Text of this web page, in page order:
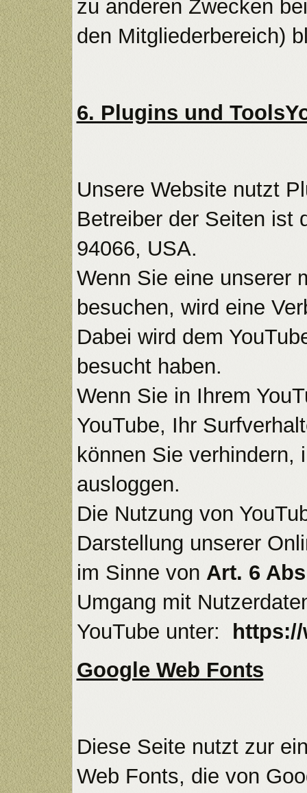
zu anderen Zwecken
den Mitgliederbereich)
6. Plugins und
Unsere Website nutzt
Betreiber der Seiten ist
94066, USA.
Wenn Sie eine unserer
besuchen, wird eine
Dabei wird dem
besucht haben.
Wenn Sie in Ihrem
YouTube, Ihr
können Sie verhindern,
ausloggen.
Die Nutzung von
Darstellung unserer
im Sinne von Art. 6
Umgang mit
YouTube unter:
Google Web Fonts
Diese Seite nutzt zur
Web Fonts, die von